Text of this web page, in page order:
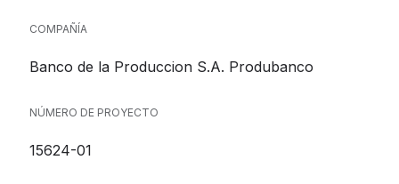
COMPAÑÍA
Banco de la Produccion S.A. Produbanco
NÚMERO DE PROYECTO
15624-01